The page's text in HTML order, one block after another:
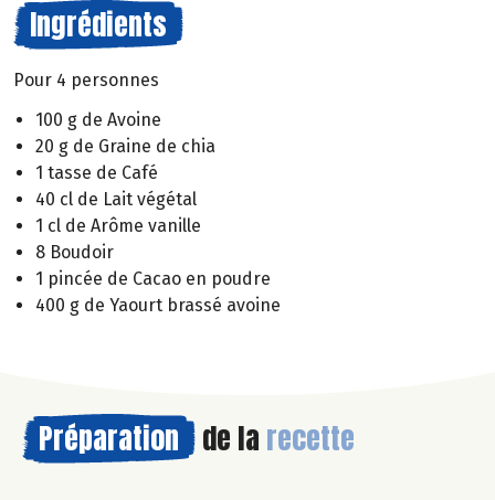
Ingrédients
Pour 4 personnes
100 g de Avoine
20 g de Graine de chia
1 tasse de Café
40 cl de Lait végétal
1 cl de Arôme vanille
8 Boudoir
1 pincée de Cacao en poudre
400 g de Yaourt brassé avoine
Préparation de la recette